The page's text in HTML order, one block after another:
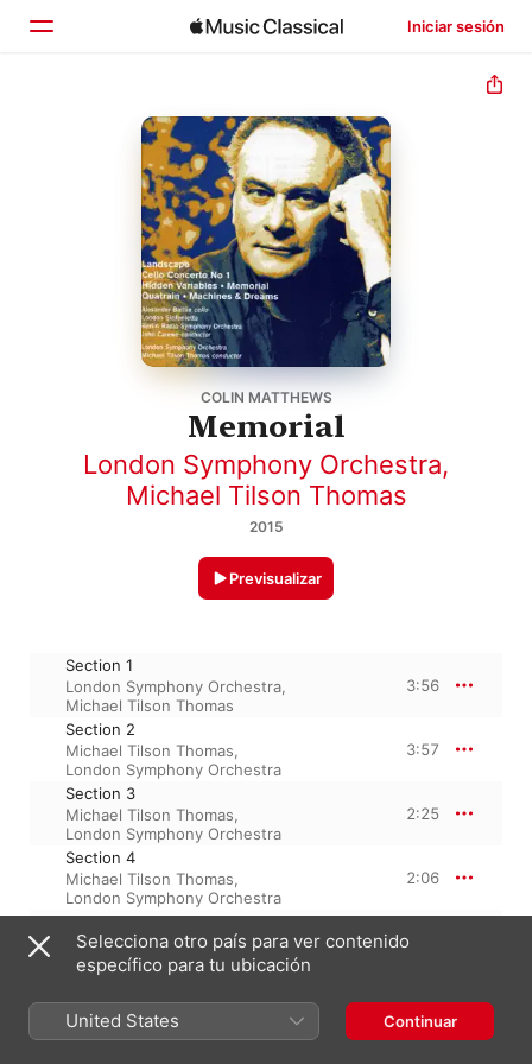
Iniciar sesión
Explorar
COLIN MATTHEWS
Memorial
London Symphony Orchestra,
Michael Tilson Thomas
2015
Previsualizar
Section 1
London Symphony Orchestra,
Michael Tilson Thomas
3:56
Section 2
Michael Tilson Thomas,
London Symphony Orchestra
3:57
Section 3
Michael Tilson Thomas,
London Symphony Orchestra
2:25
Section 4
Michael Tilson Thomas,
London Symphony Orchestra
2:06
Section 5
London Symphony Orchestra,
Michael Tilson Thomas
3:52
1 de julio de 2015
Selecciona otro país para ver contenido
específico para tu ubicación
United States Continuar